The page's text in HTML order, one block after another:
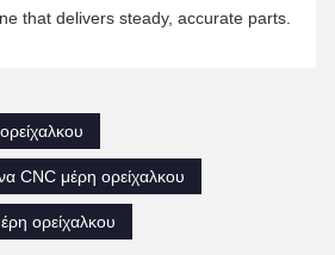
that delivers steady, accurate parts.
CNC μέρη ορείχαλκου
ορείχαλκου